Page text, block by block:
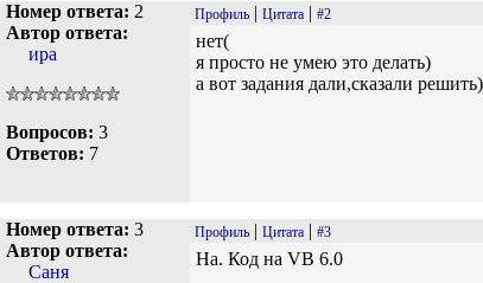
Номер ответа: 2
Автор ответа:
ира
Вопросов: 3
Ответов: 7
Профиль | Цитата | #2
нет(
я просто не умею это делать)
а вот задания дали,сказали решить)
Номер ответа: 3
Автор ответа:
Саня
Профиль | Цитата | #3
На. Код на VB 6.0